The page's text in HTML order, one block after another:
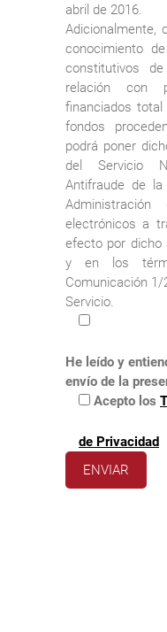
abril de 2016.
Adicionalmente,
conocimiento
constitutivos
relación con
financiados
fondos
podrá poner
del Servicio
Antifraude de
electrónicos a
efecto por dicho
y en los
Comunicación 1/
Servicio.
He leído y
envío de la
Acepto los
de Privacidad